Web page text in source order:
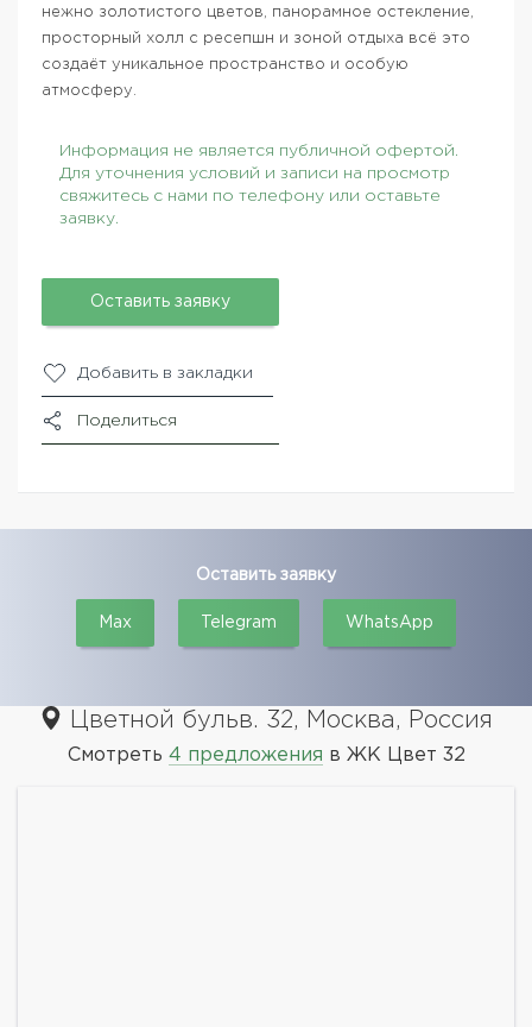
нежно золотистого цветов, панорамное остекление,
просторный холл с ресепшн и зоной отдыха всё это
создаёт уникальное пространство и особую
атмосферу.
Информация не является публичной офертой.
Для уточнения условий и записи на просмотр
свяжитесь с нами по телефону или оставьте
заявку.
Оставить заявку
Добавить в закладки
Поделиться
Оставить заявку
Max Telegram WhatsApp
Цветной бульв. 32, Москва, Россия
Смотреть 4 предложения в ЖК Цвет 32